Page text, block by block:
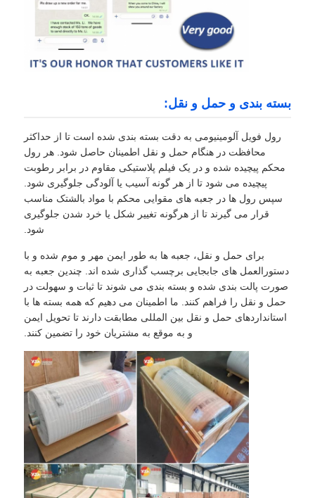
بسته بندی و حمل و نقل:
رول فویل آلومینیومی به دقت بسته بندی شده است تا از حداکثر
محافظت در هنگام حمل و نقل اطمینان حاصل شود. هر رول
محکم پیچیده شده و در یک فیلم پلاستیکی مقاوم در برابر رطوبت
پیچیده می شود تا از هر گونه آسیب یا آلودگی جلوگیری شود.
سپس رول ها در جعبه های مقوایی محکم با مواد بالشتک مناسب
قرار می گیرند تا از هرگونه تغییر شکل یا خرد شدن جلوگیری
شود.
برای حمل و نقل، جعبه ها به طور ایمن مهر و موم شده و با
دستورالعمل های جابجایی برچسب گذاری شده اند. چندین جعبه به
صورت پالت بندی شده و بسته بندی می شوند تا ثبات و سهولت در
حمل و نقل را فراهم کنند. ما اطمینان می دهیم که همه بسته ها با
استانداردهای حمل و نقل بین المللی مطابقت دارند تا تحویل ایمن
و به موقع به مشتریان خود را تضمین کنند.